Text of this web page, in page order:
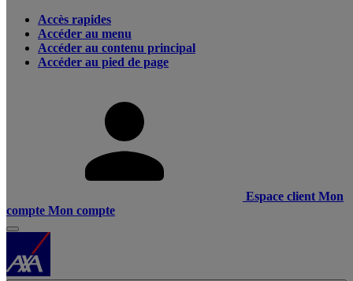
Accès rapides
Accéder au menu
Accéder au contenu principal
Accéder au pied de page
Espace client Mon
compte Mon compte